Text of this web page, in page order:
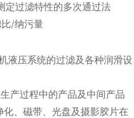
定过滤特性的多次通过法
比/纳污量
液压系统的过滤及各种润滑设
产过程中的产品及中间产品
、磁带、光盘及摄影胶片在